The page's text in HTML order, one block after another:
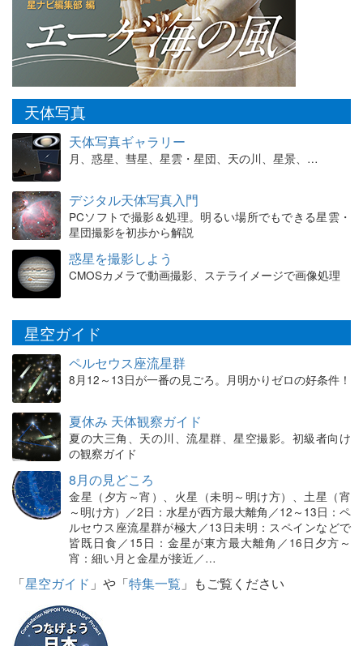
天体写真
天体写真ギャラリー
月、惑星、彗星、星雲・星団、天の川、星景、…
デジタル天体写真入門
PCソフトで撮影＆処理。明るい場所でもできる星雲・
星団撮影を初歩から解説
惑星を撮影しよう
CMOSカメラで動画撮影、ステライメージで画像処理
星空ガイド
ペルセウス座流星群
8月12～13日が一番の見ごろ。月明かりゼロの好条件！
夏休み 天体観察ガイド
夏の大三角、天の川、流星群、星空撮影。初級者向け
の観察ガイド
8月の見どころ
金星（夕方～宵）、火星（未明～明け方）、土星（宵
～明け方）／2日：水星が西方最大離角／12～13日：ペ
ルセウス座流星群が極大／13日未明：スペインなどで
皆既日食／15日：金星が東方最大離角／16日夕方～
宵：細い月と金星が接近／…
「星空ガイド 」や「特集一覧 」もご覧ください